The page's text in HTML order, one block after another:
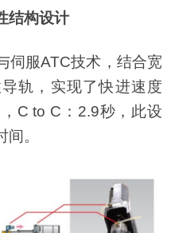
结构设计
伺服ATC技术，结合宽
轨，实现了快进速度
C to C：2.9秒，此设
。